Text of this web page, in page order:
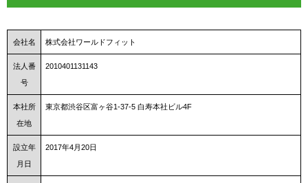
会社名 株式会社ワールドフィット
法人番
号
2010401131143
本社所
在地
東京都渋谷区富ヶ谷1-37-5 白寿本社ビル4F
設立年
月日
2017年4月20日